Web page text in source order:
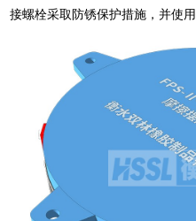
接螺栓采取防锈保护措施，并使